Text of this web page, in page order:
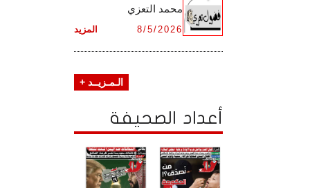
محمد التعزي
المزيد 8/5/2026
الـمـزيــد +
أعداد الصحيفة